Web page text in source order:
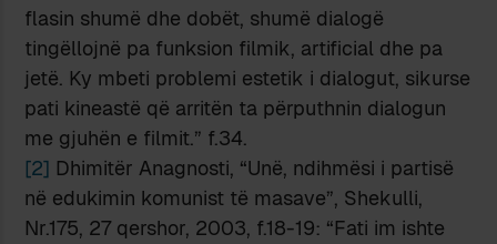
flasin shumë dhe dobët, shumë dialogë
tingëllojnë pa funksion filmik, artificial dhe pa
jetë. Ky mbeti problemi estetik i dialogut, sikurse
pati kineastë që arritën ta përputhnin dialogun
me gjuhën e filmit.” f.34.
[2] Dhimitër Anagnosti, “Unë, ndihmësi i partisë
në edukimin komunist të masave”, Shekulli,
Nr.175, 27 qershor, 2003, f.18-19: “Fati im ishte